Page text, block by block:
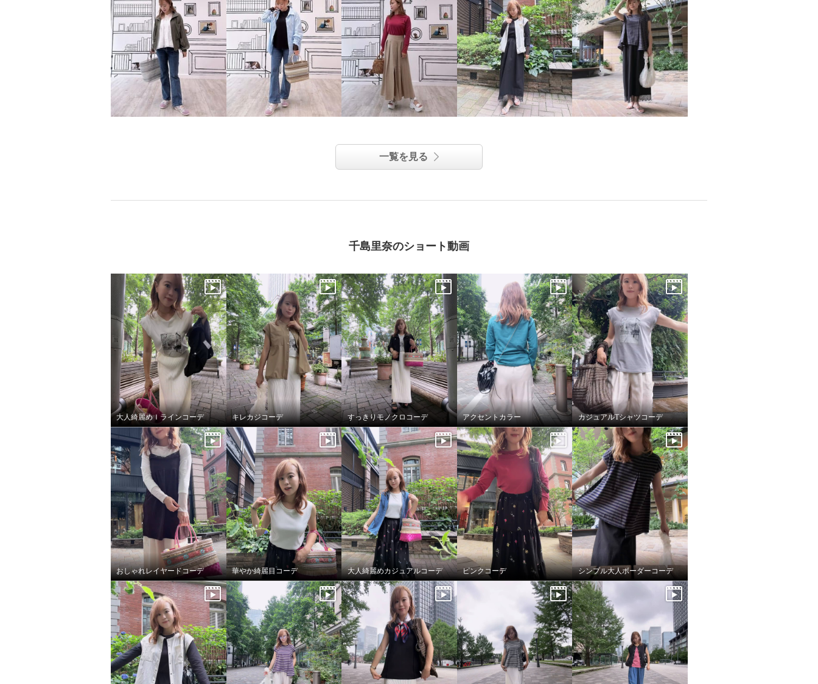
一覧を見る
千島里奈のショート動画
大人綺麗めＩラインコーデ キレカジコーデ すっきりモノクロコーデ アクセントカラー カジュアルTシャツコーデ
おしゃれレイヤードコーデ 華やか綺麗目コーデ 大人綺麗めカジュアルコーデ ピンクコーデ シンプル大人ボーダーコーデ